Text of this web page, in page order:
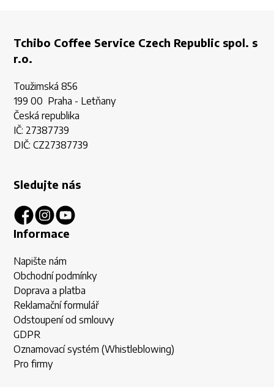
Tchibo Coffee Service Czech Republic spol. s
r.o.
Toužimská 856
199 00 Praha - Letňany
Česká republika
IČ: 27387739
DIČ: CZ27387739
Sledujte nás
Informace
Napište nám
Obchodní podmínky
Doprava a platba
Reklamační formulář
Odstoupení od smlouvy
GDPR
Oznamovací systém (Whistleblowing)
Pro firmy